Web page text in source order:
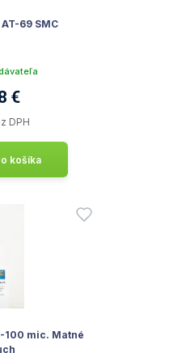
69 SMC
€
DPH
košíka
100 mic. Matné